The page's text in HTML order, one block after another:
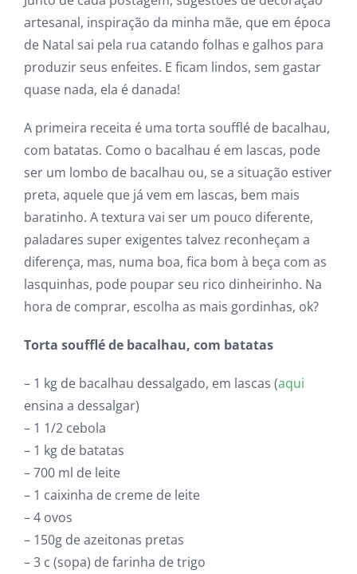
artesanal, inspiração da minha mãe, que em época
de Natal sai pela rua catando folhas e galhos para
produzir seus enfeites. E ficam lindos, sem gastar
quase nada, ela é danada!
A primeira receita é uma torta soufflé de bacalhau,
com batatas. Como o bacalhau é em lascas, pode
ser um lombo de bacalhau ou, se a situação estiver
preta, aquele que já vem em lascas, bem mais
baratinho. A textura vai ser um pouco diferente,
paladares super exigentes talvez reconheçam a
diferença, mas, numa boa, fica bom à beça com as
lasquinhas, pode poupar seu rico dinheirinho. Na
hora de comprar, escolha as mais gordinhas, ok?
Torta soufflé de bacalhau, com batatas
– 1 kg de bacalhau dessalgado, em lascas (aqui
ensina a dessalgar)
– 1 1/2 cebola
– 1 kg de batatas
– 700 ml de leite
– 1 caixinha de creme de leite
– 4 ovos
– 150g de azeitonas pretas
– 3 c (sopa) de farinha de trigo